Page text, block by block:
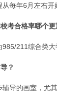
每年6月左右
考合格率哪个更
211综合类
？
导的画室，尤